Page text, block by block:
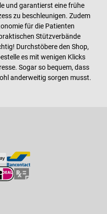
und garantierst eine frühe
zu beschleunigen. Zudem
für die Patienten
Stützverbände
Durchstöbere den Shop,
es mit wenigen Klicks
Sogar so bequem, dass
anderweitig sorgen musst.